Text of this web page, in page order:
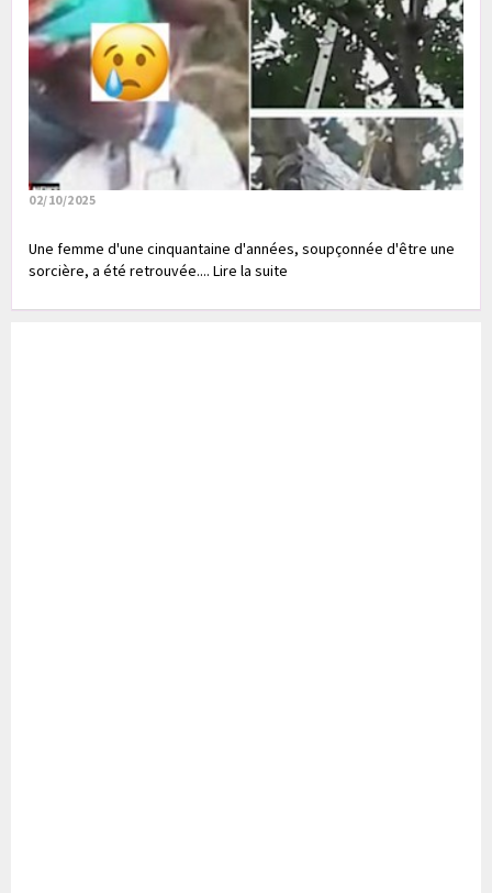
02/10/2025
Une femme d'une cinquantaine d'années, soupçonnée d'être une
sorcière, a été retrouvée.... Lire la suite